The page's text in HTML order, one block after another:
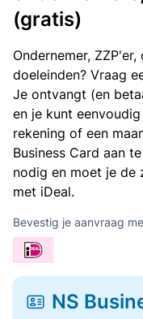
(gratis)
Ondernemer,
doeleinden? Vraag
Je ontvangt (en
en je kunt
rekening of een
Business Card aan
nodig en moet je de
met iDeal.
Bevestig je aanvraag
NS